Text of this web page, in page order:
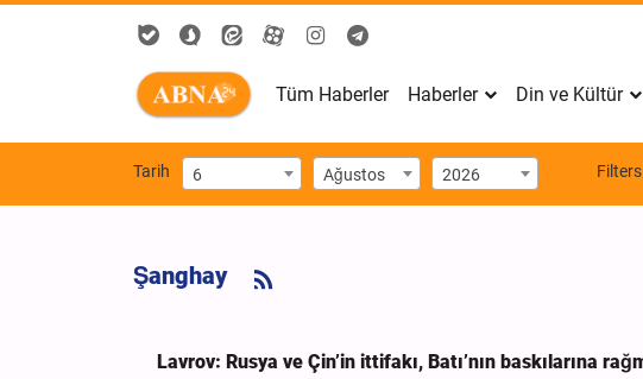
Tüm Haberler Haberler Din ve Kültür
Tarih 6 Ağustos 2026 Filters
Şanghay
Lavrov: Rusya ve Çin’in ittifakı, Batı’nın baskılarına